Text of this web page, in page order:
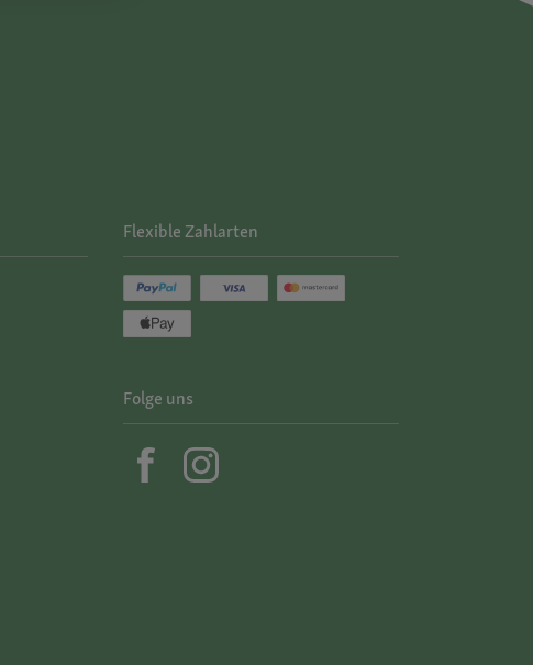
Flexible Zahlarten
Folge uns